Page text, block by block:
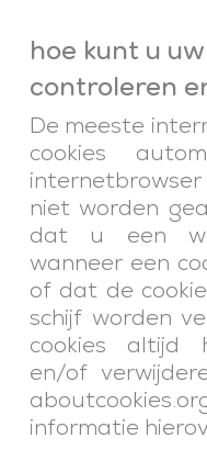
hoe kunt u
controleren
De meeste
cookies
niet worden
dat u een
wanneer een
of dat de
schijf worden
cookies altijd
en/of
informatie